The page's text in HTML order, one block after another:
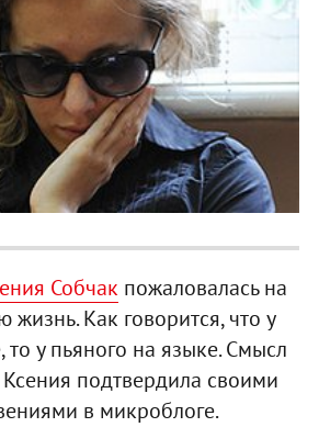
Собчак пожаловалась на
жизнь. Как говорится, что у
то у пьяного на языке. Смысл
подтвердила своими
в микроблоге.